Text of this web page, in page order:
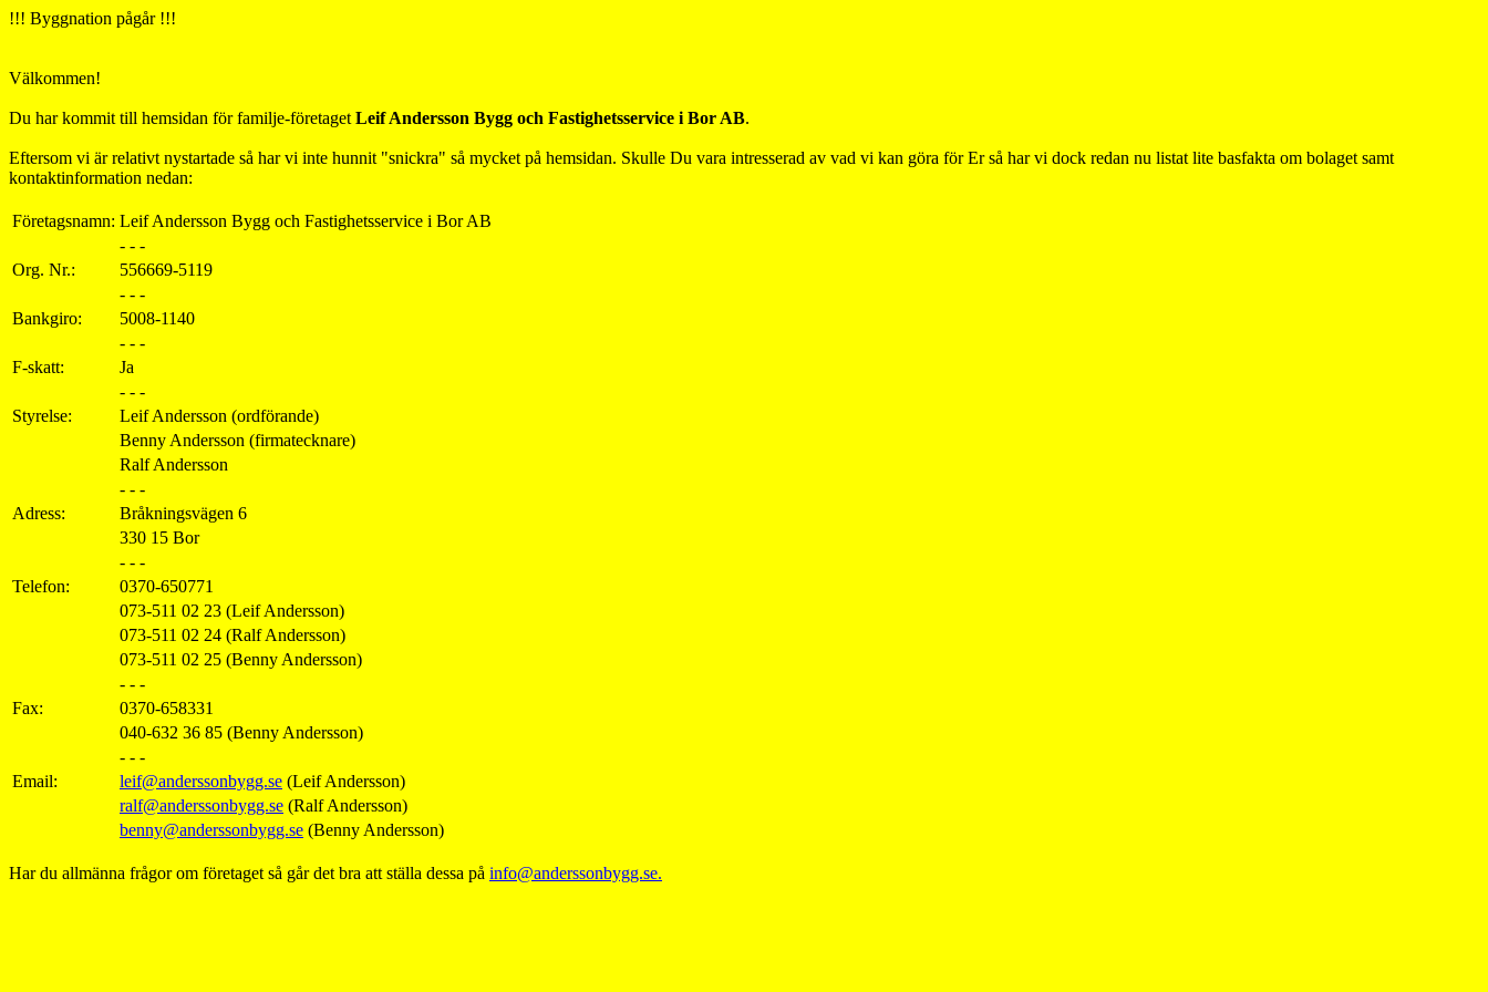
!!! Byggnation pågår !!!
Välkommen!
Du har kommit till hemsidan för familje-företaget Leif Andersson Bygg och Fastighetsservice i Bor AB.
Eftersom vi är relativt nystartade så har vi inte hunnit "snickra" så mycket på hemsidan. Skulle Du vara intresserad av vad vi kan göra för Er så har vi dock redan nu listat lite basfakta om bolaget samt
kontaktinformation nedan:
Företagsnamn: Leif Andersson Bygg och Fastighetsservice i Bor AB
- - -
Org. Nr.:
556669-5119
- - -
Bankgiro:
5008-1140
- - -
F-skatt:
Ja
- - -
Styrelse:
Leif Andersson (ordförande)
Benny Andersson (firmatecknare)
Ralf Andersson
- - -
Adress:
Bråkningsvägen 6
330 15 Bor
- - -
Telefon:
0370-650771
073-511 02 23 (Leif Andersson)
073-511 02 24 (Ralf Andersson)
073-511 02 25 (Benny Andersson)
- - -
Fax:
0370-658331
040-632 36 85 (Benny Andersson)
- - -
Email:
leif@anderssonbygg.se (Leif Andersson)
ralf@anderssonbygg.se (Ralf Andersson)
benny@anderssonbygg.se (Benny Andersson)
Har du allmänna frågor om företaget så går det bra att ställa dessa på info@anderssonbygg.se.